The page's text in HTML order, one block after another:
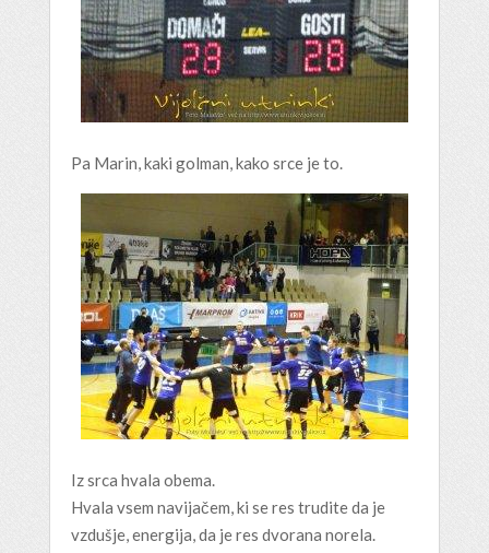
Pa Marin, kaki golman, kako srce je to.
Iz srca hvala obema.
Hvala vsem navijačem, ki se res trudite da je
vzdušje, energija, da je res dvorana norela.